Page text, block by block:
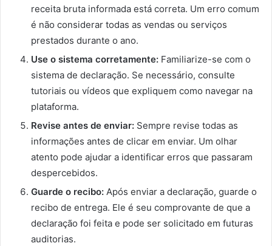
receita bruta informada está correta. Um erro comum
é não considerar todas as vendas ou serviços
prestados durante o ano.
Use o sistema corretamente: Familiarize-se com o
sistema de declaração. Se necessário, consulte
tutoriais ou vídeos que expliquem como navegar na
plataforma.
Revise antes de enviar: Sempre revise todas as
informações antes de clicar em enviar. Um olhar
atento pode ajudar a identificar erros que passaram
despercebidos.
Guarde o recibo: Após enviar a declaração, guarde o
recibo de entrega. Ele é seu comprovante de que a
declaração foi feita e pode ser solicitado em futuras
auditorias.